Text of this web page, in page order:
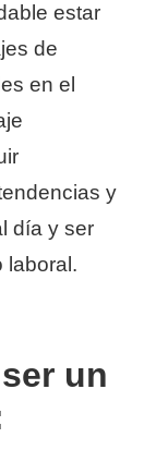
estar
de
en el
y
día y ser
laboral.
un